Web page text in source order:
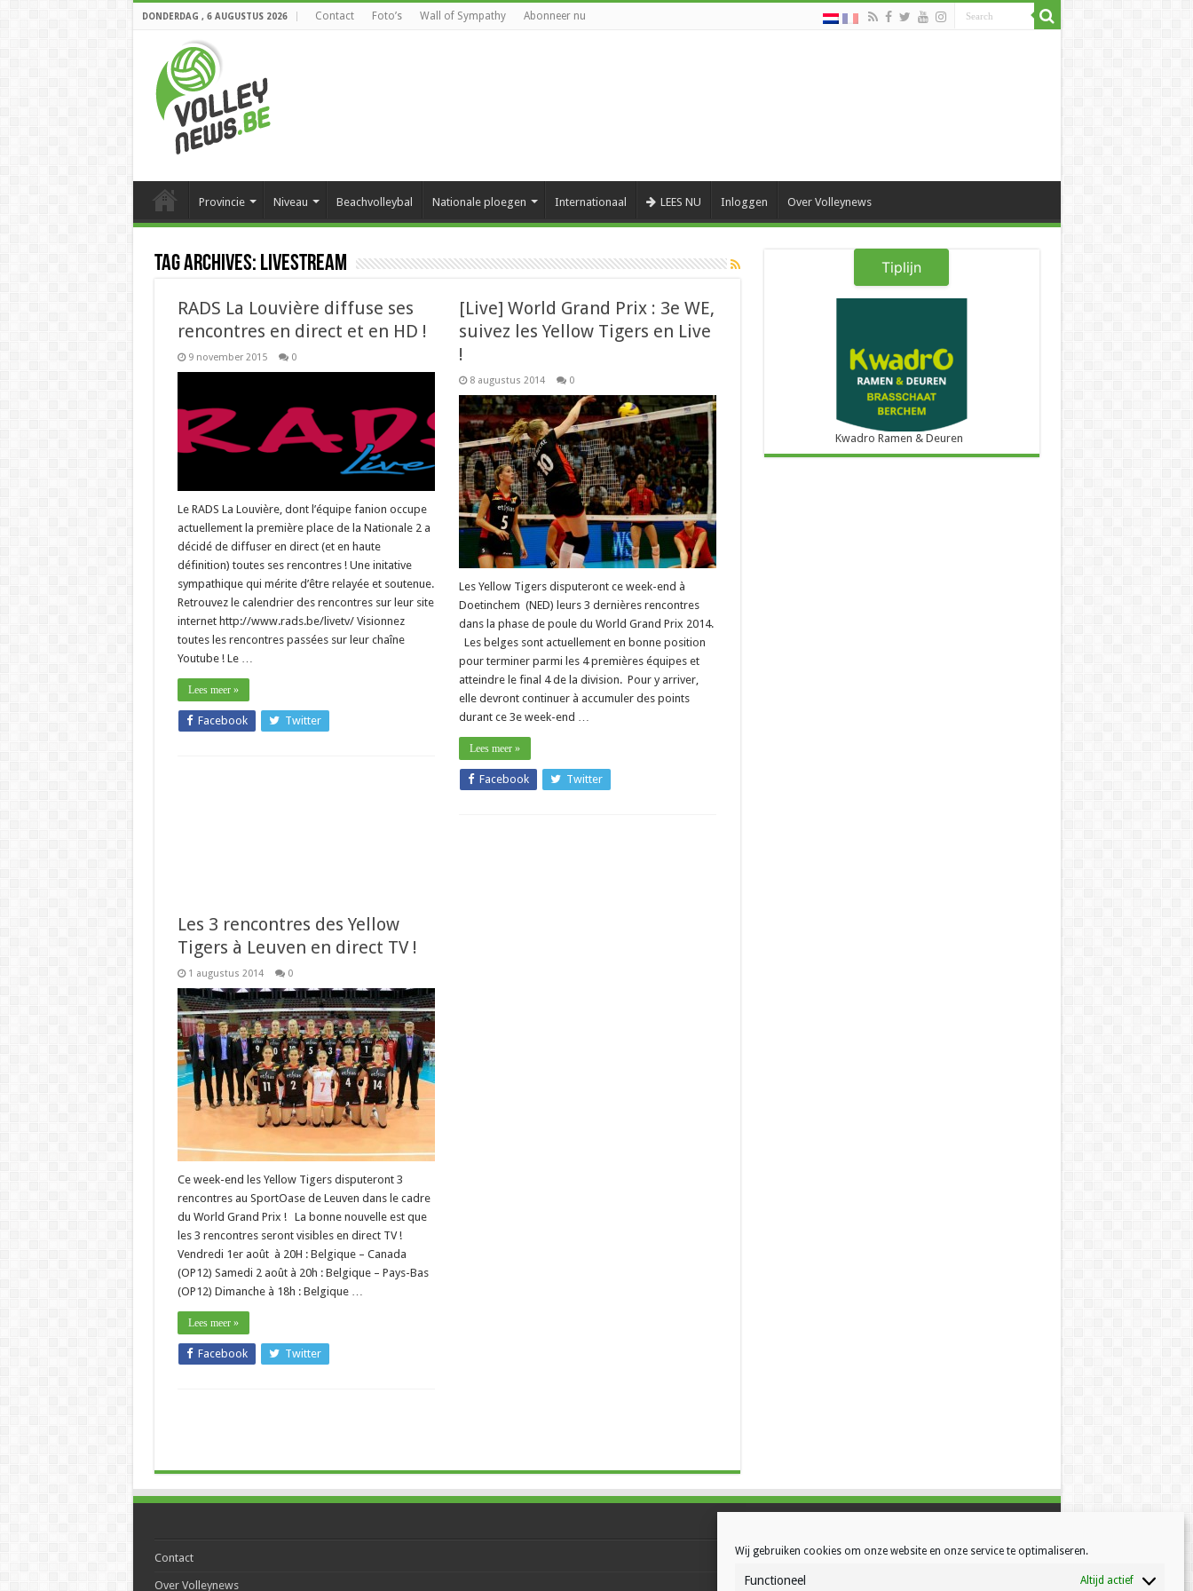
Wij gebruiken cookies om onze website en onze service te optimaliseren.
Functioneel Altijd actief
DONDERDAG , 6 AUGUSTUS 2026 Contact Foto’s Wall of Sympathy Abonneer nu
Provincie Niveau Beachvolleybal Nationale ploegen Internationaal LEES NU Inloggen Over Volleynews
Tag Archives: livestream
RADS La Louvière diffuse ses
rencontres en direct et en HD !
9 november 2015 0
Le RADS La Louvière, dont l’équipe fanion occupe
actuellement la première place de la Nationale 2 a
décidé de diffuser en direct (et en haute
définition) toutes ses rencontres ! Une initative
sympathique qui mérite d’être relayée et soutenue.
Retrouvez le calendrier des rencontres sur leur site
internet http://www.rads.be/livetv/ Visionnez
toutes les rencontres passées sur leur chaîne
Youtube ! Le …
Lees meer »
Facebook Twitter
[Live] World Grand Prix : 3e WE,
suivez les Yellow Tigers en Live
!
8 augustus 2014 0
Les Yellow Tigers disputeront ce week-end à
Doetinchem (NED) leurs 3 dernières rencontres
dans la phase de poule du World Grand Prix 2014.
Les belges sont actuellement en bonne position
pour terminer parmi les 4 premières équipes et
atteindre le final 4 de la division. Pour y arriver,
elle devront continuer à accumuler des points
durant ce 3e week-end …
Lees meer »
Facebook Twitter
Les 3 rencontres des Yellow
Tigers à Leuven en direct TV !
1 augustus 2014 0
Ce week-end les Yellow Tigers disputeront 3
rencontres au SportOase de Leuven dans le cadre
du World Grand Prix ! La bonne nouvelle est que
les 3 rencontres seront visibles en direct TV !
Vendredi 1er août à 20H : Belgique – Canada
(OP12) Samedi 2 août à 20h : Belgique – Pays-Bas
(OP12) Dimanche à 18h : Belgique …
Lees meer »
Facebook Twitter
Tiplijn
Kwadro Ramen & Deuren
Contact
Over Volleynews